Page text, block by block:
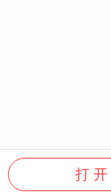
打 开